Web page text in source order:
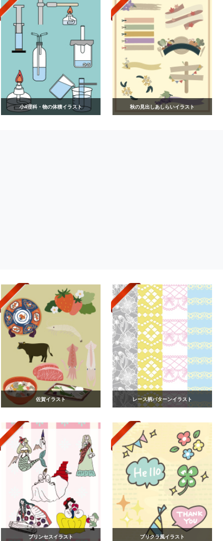
小4理科・物の体積イラスト 秋の見出しあしらいイラスト
佐賀イラスト レース柄パターンイラスト
プリンセスイラスト プリクラ風イラスト